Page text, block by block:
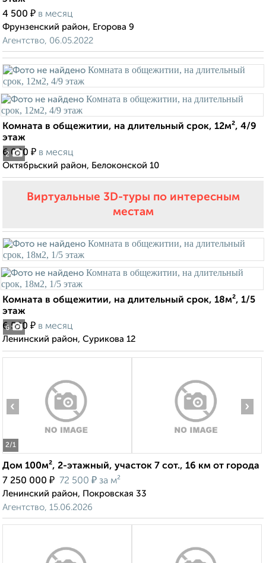
4 500 ₽ в месяц
Фрунзенский район, Егорова 9
Агентство, 06.05.2022
2
Комната в общежитии, на длительный срок, 12м², 4/9
этаж
6 000 ₽ в месяц
Октябрьский район, Белоконской 10
Виртуальные 3D-туры по интересным
местам
6
Комната в общежитии, на длительный срок, 18м², 1/5
этаж
6 500 ₽ в месяц
Ленинский район, Сурикова 12
2/1
‹ ›
Дом 100м², 2-этажный, участок 7 сот., 16 км от города
7 250 000 ₽ 72 500 ₽ за м²
Ленинский район, Покровская 33
Агентство, 15.06.2026